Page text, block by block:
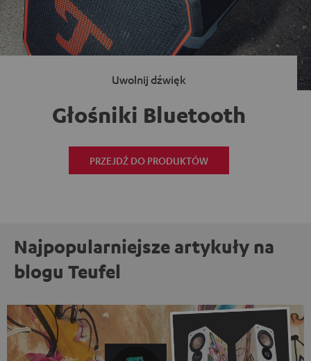
Uwolnij dźwięk
Głośniki Bluetooth
PRZEJDŹ DO PRODUKTÓW
Najpopularniejsze artykuły na
blogu Teufel